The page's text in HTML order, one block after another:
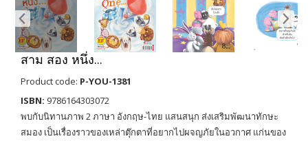
สาม สอง หนึ่ง...
Product code: P-YOU-1381
ISBN: 9786164303072
พบกับนิทานภาพ 2 ภาษา อังกฤษ-ไทย แสนสนุก ส่งเสริมพัฒนาทักษะ
สมอง เป็นเรื่องราวของเหล่าตุ๊กตาที่อยากไปผจญภัยในอวกาศ แก่นของ